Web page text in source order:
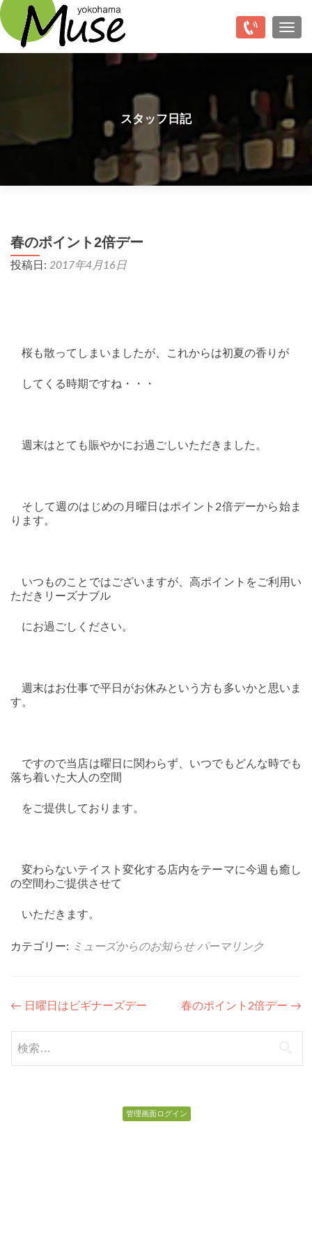
ナビ
スタッフ日記
春のポイント2倍デー
投稿日: 2017年4月16日
桜も散ってしまいましたが、これからは初夏の香りが
してくる時期ですね・・・
週末はとても賑やかにお過ごしいただきました。
そして週のはじめの月曜日はポイント2倍デーから始ま
ります。
いつものことではございますが、高ポイントをご利用い
ただきリーズナブル
にお過ごしください。
週末はお仕事で平日がお休みという方も多いかと思いま
す。
ですので当店は曜日に関わらず、いつでもどんな時でも
落ち着いた大人の空間
をご提供しております。
変わらないテイスト変化する店内をテーマに今週も癒し
の空間わご提供させて
いただきます。
カテゴリー: ミューズからのお知らせ パーマリンク
投
稿
ナ
← 日曜日はビギナーズデー 春のポイント2倍デー →
索:
管理画面ログイン